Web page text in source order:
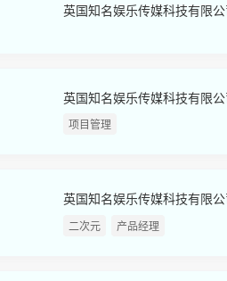
英国知名娱乐传媒科技有限
英国知名娱乐传媒科技有限
项目管理
英国知名娱乐传媒科技有限
二次元 产品经理